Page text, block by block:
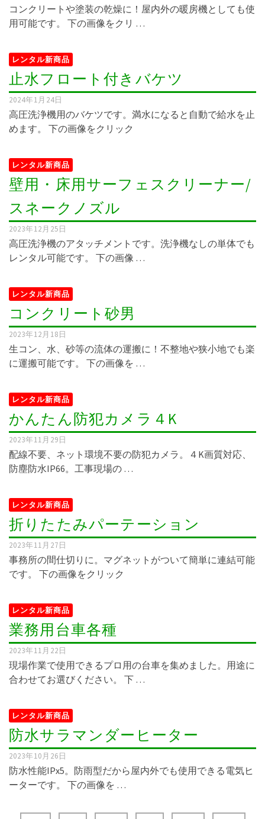
コンクリートや塗装の乾燥に！屋内外の暖房機としても使
用可能です。 下の画像をクリ …
レンタル新商品
止水フロート付きバケツ
2024年1月24日
高圧洗浄機用のバケツです。満水になると自動で給水を止
めます。 下の画像をクリック
レンタル新商品
壁用・床用サーフェスクリーナー/
スネークノズル
2023年12月25日
高圧洗浄機のアタッチメントです。洗浄機なしの単体でも
レンタル可能です。 下の画像 …
レンタル新商品
コンクリート砂男
2023年12月18日
生コン、水、砂等の流体の運搬に！不整地や狭小地でも楽
に運搬可能です。 下の画像を …
レンタル新商品
かんたん防犯カメラ４K
2023年11月29日
配線不要、ネット環境不要の防犯カメラ。４K画質対応、
防塵防水IP66。工事現場の …
レンタル新商品
折りたたみパーテーション
2023年11月27日
事務所の間仕切りに。マグネットがついて簡単に連結可能
です。 下の画像をクリック
レンタル新商品
業務用台車各種
2023年11月22日
現場作業で使用できるプロ用の台車を集めました。用途に
合わせてお選びください。 下 …
レンタル新商品
防水サラマンダーヒーター
2023年10月26日
防水性能IPx5。防雨型だから屋内外でも使用できる電気ヒ
ーターです。 下の画像を …